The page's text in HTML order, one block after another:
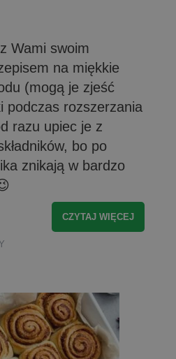
Wami swoim
na miękkie
(mogą je zjeść
podczas rozszerzania
razu upiec je z
bo po
znikają w bardzo
CZYTAJ WIĘCEJ